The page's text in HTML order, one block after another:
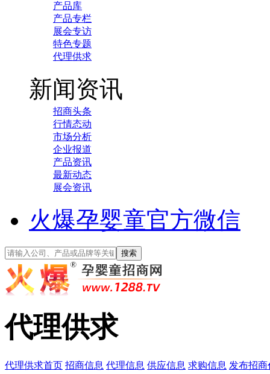
产品库
产品专栏
展会专访
特色专题
代理供求
新闻资讯
招商头条
行情态动
市场分析
企业报道
产品资讯
最新动态
展会资讯
火爆孕婴童官方微信
代理供求
代理供求首页 招商信息 代理信息 供应信息 求购信息 发布招